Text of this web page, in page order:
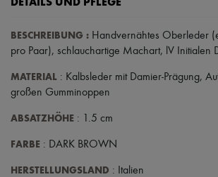
High-Tech & Lifestyle-Zubehör
Schmuck
Alle Produkte
Halsketten
Armbänder
Beauty
Parfums
Make-up
BESCHREIBUNG : Handvernähtes Oberleder
pro Paar), schlauchartige Machart, lV Initialen
MATERIAL : Kalbsleder mit Damier-Prägung,
großen Gumminoppen
ABSATZHÖHE : 1.5 cm
FARBE : DARK BROWN
HERSTELLUNGSLAND : Italien